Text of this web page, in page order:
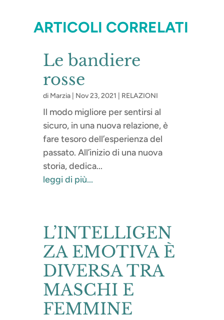
ARTICOLI CORRELATI
Le bandiere
rosse
di Marzia Nov 23, 2021 RELAZIONI
Il modo migliore per sentirsi al
sicuro, in una nuova relazione, è
fare tesoro dell’esperienza del
passato. All’inizio di una nuova
storia, dedica...
leggi di più...
L’INTELLIGEN
ZA EMOTIVA È
DIVERSA TRA
MASCHI E
FEMMINE